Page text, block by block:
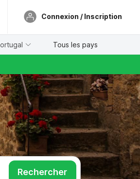
Connexion / Inscription
Tous les pays
Rechercher